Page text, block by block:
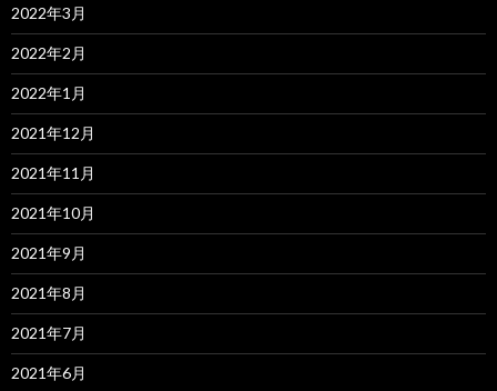
2022年3月
2022年2月
2022年1月
2021年12月
2021年11月
2021年10月
2021年9月
2021年8月
2021年7月
2021年6月